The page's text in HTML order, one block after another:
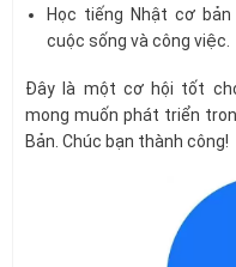
Học tiếng Nhật cơ
cuộc sống và công việc.
Đây là một cơ hội tốt
mong muốn phát triển
Bản. Chúc bạn thành công!